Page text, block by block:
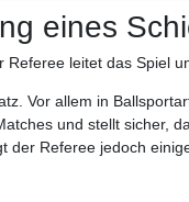
eines
leitet das Spiel
Vor allem in
und stellt sicher,
Referee jedoch